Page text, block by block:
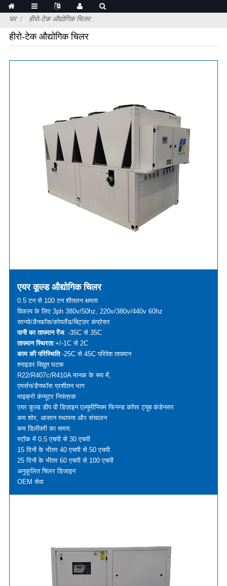
घर हीरो-टेक औद्योगिक चिलर
हीरो-टेक औद्योगिक चिलर
एयर कूल्ड औद्योगिक चिलर
0.5 टन से 100 टन शीतलन क्षमता
विकल्प के लिए 3ph 380v/50hz, 220v/380v/440v 60hz
सान्यो/डैनफ़ॉस/कोपलैंड/बिट्ज़र कंप्रेसर
पानी का तापमान रेंज: -35C से 35C
तापमान स्थिरता:+/-1C से 2C
काम की परिस्थिति:-25C से 45C परिवेश तापमान
श्नाइडर विद्युत घटक
R22/R407c/R410A मानक के रूप में,
एमर्सन/डैनफॉस प्रशीतन भाग
माइक्रो कंप्यूटर नियंत्रक
एयर कूल्ड डीप वी डिज़ाइन एल्यूमीनियम फिनन्ड कॉपर ट्यूब कंडेनसर
कम शोर, आसान स्थापना और संचालन
कम डिलीवरी का समय:
स्टॉक में 0.5 एचपी से 30 एचपी
15 दिनों के भीतर 40 एचपी से 50 एचपी
25 दिनों के भीतर 60 एचपी से 100 एचपी
अनुकूलित चिलर डिजाइन
OEM सेवा